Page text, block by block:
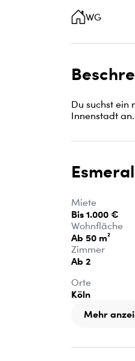
WG
Du suchst ein
Innenstadt
Miete
Bis 1.000 €
Wohnfläche
Ab 50 m²
Zimmer
Ab 2
Orte
Köln
Mehr